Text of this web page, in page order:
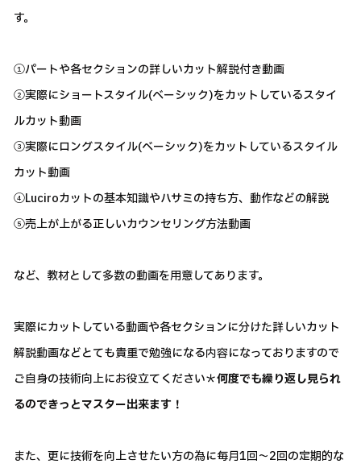
す。
①パートや各セクションの詳しいカット解説付き動画
②実際にショートスタイル(ベーシック)をカットしているスタイ
ルカット動画
③実際にロングスタイル(ベーシック)をカットしているスタイル
カット動画
④Luciroカットの基本知識やハサミの持ち方、動作などの解説
⑤売上が上がる正しいカウンセリング方法動画
など、教材として多数の動画を用意してあります。
実際にカットしている動画や各セクションに分けた詳しいカット
解説動画などとても貴重で勉強になる内容になっておりますので
ご自身の技術向上にお役立てください＊何度でも繰り返し見られ
るのできっとマスター出来ます！
また、更に技術を向上させたい方の為に毎月1回～2回の定期的な